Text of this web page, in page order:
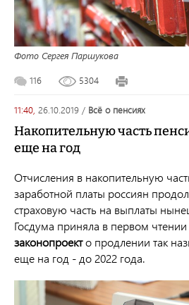
Фото Сергея Паршукова
116 5304
11:40, 26.10.2019 / всё о пенсиях
Накопительную часть
еще на год
Отчисления в накопительную
заработной платы россиян
страховую часть на выплаты
Госдума приняла в первом
законопроекто продлении так
еще на год - до 2022 года.